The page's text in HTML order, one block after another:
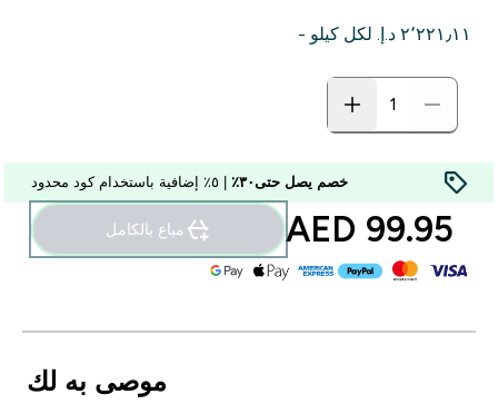
٢٬٢٢١٫١١ د.إ.‏‎ لكل كيلو -
خصم يصل حتى٣٠٪
99.95 AED‎ مباع بالكامل
موصى به لك